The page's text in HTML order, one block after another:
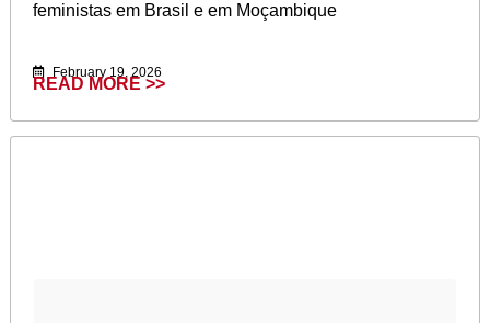
feministas em Brasil e em Moçambique
February 19, 2026
READ MORE >>